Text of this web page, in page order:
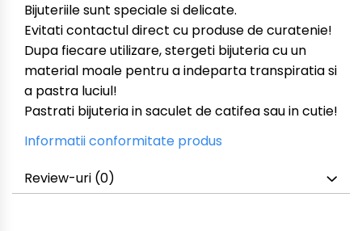
Bijuteriile sunt speciale si delicate.
Evitati contactul direct cu produse de curatenie!
Dupa fiecare utilizare, stergeti bijuteria cu un
material moale pentru a indeparta transpiratia si
a pastra luciul!
Pastrati bijuteria in saculet de catifea sau in cutie!
Informatii conformitate produs
Review-uri (0)